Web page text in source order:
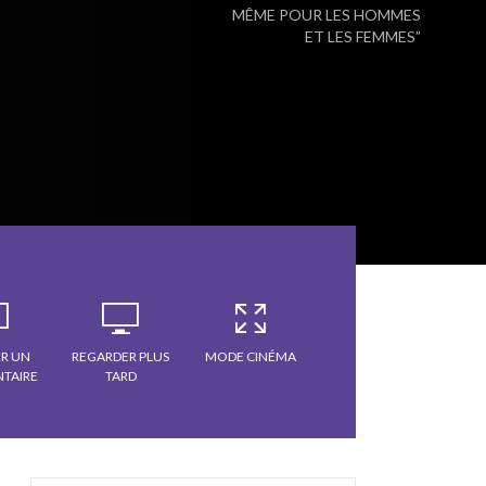
MÊME POUR LES HOMMES
ET LES FEMMES”
UN
REGARDER PLUS
TARD
MODE CINÉMA